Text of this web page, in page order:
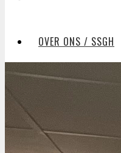
OVER ONS / SSGH
VRIJWILLIGERS
ZALEN